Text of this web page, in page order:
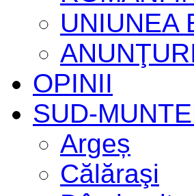
UNIUNEA
OPINII
SUD-
Argeș
Călăraşi